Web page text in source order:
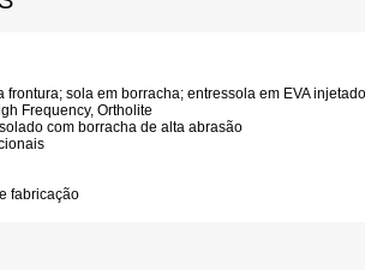
sola em borracha; entressola em EVA injetado
Frequency, Ortholite
com borracha de alta abrasão
fabricação